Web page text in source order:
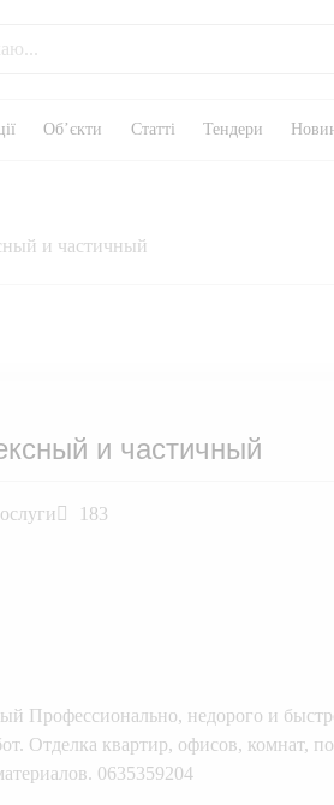
Об’єкти Статті Тендери
и частичный
и частичный
183
Профессионально, недорого и
Отделка квартир, офисов, комнат,
0635359204